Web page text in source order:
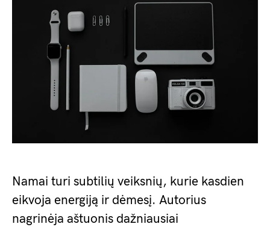
Namai turi subtilių veiksnių, kurie kasdien
eikvoja energiją ir dėmesį. Autorius
nagrinėja aštuonis dažniausiai